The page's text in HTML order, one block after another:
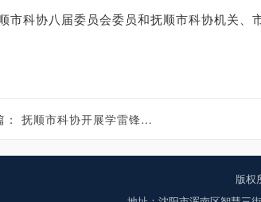
市科协八届委员会委员和抚顺市科协机关、
抚顺市科协开展学雷锋志愿服务暨科普宣传进社区活动
版权